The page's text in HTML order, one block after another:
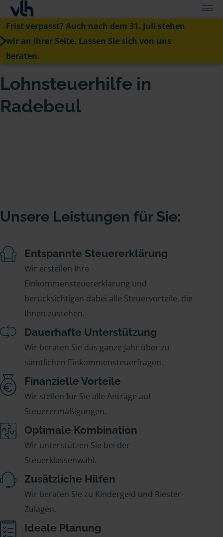
Frist verpasst? Auch nach dem 31. Juli stehen
wir an Ihrer Seite. Lassen Sie sich von uns
beraten.
Lohnsteuerhilfe in
Radebeul
Unsere Leistungen für Sie:
Entspannte Steuererklärung
Wir erstellen Ihre
Einkommensteuererklärung und
berücksichtigen dabei alle Steuervorteile, die
Ihnen zustehen.
Dauerhafte Unterstützung
Wir beraten Sie das ganze Jahr über zu
sämtlichen Einkommensteuerfragen.
Finanzielle Vorteile
Wir stellen für Sie alle Anträge auf
Steuerermäßigungen.
Optimale Kombination
Wir unterstützen Sie bei der
Steuerklassenwahl.
Zusätzliche Hilfen
Wir beraten Sie zu Kindergeld und Riester-
Zulagen.
Ideale Planung